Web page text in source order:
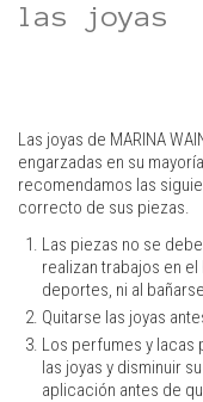
las joyas
Las joyas de MARINA
engarzadas en su
recomendamos las
correcto de sus piezas.
Las piezas no se
realizan trabajos en
deportes, ni al
Quitarse las joyas
Los perfumes y lacas
las joyas y disminuir
aplicación antes de